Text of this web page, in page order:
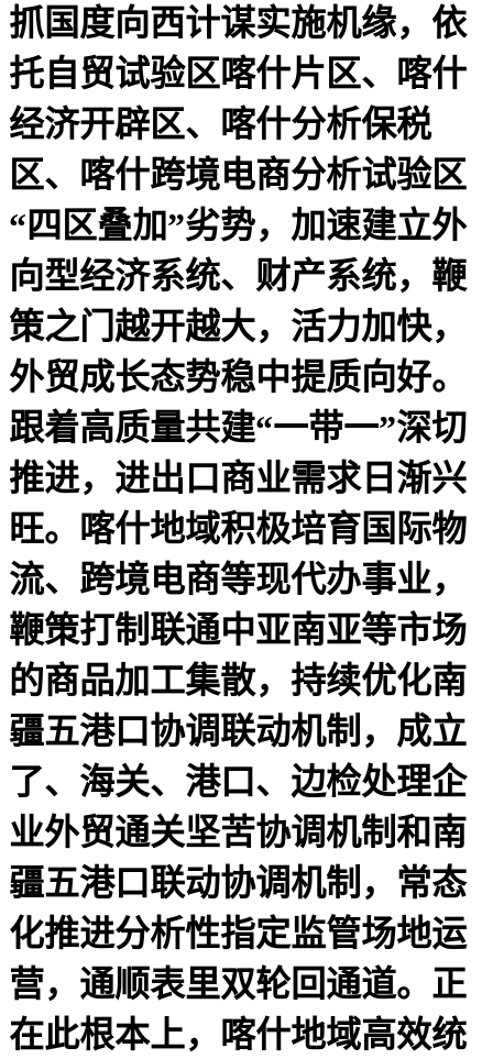
抓国度向西计谋实施机缘，依
托自贸试验区喀什片区、喀什
经济开辟区、喀什分析保税
区、喀什跨境电商分析试验区
“四区叠加”劣势，加速建立外
向型经济系统、财产系统，鞭
策之门越开越大，活力加快，
外贸成长态势稳中提质向好。
跟着高质量共建“一带一”深切
推进，进出口商业需求日渐兴
旺。喀什地域积极培育国际物
流、跨境电商等现代办事业，
鞭策打制联通中亚南亚等市场
的商品加工集散，持续优化南
疆五港口协调联动机制，成立
了、海关、港口、边检处理企
业外贸通关坚苦协调机制和南
疆五港口联动协调机制，常态
化推进分析性指定监管场地运
营，通顺表里双轮回通道。正
在此根本上，喀什地域高效统